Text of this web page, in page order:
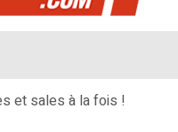
et sales à la fois !